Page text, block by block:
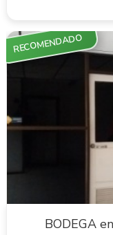
RECOMENDADO
BODEGA